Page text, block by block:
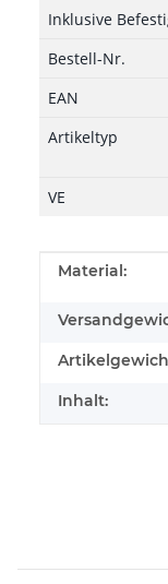
Inklusive
Bestell-Nr.
EAN
Artikeltyp
VE
Wert
Material:
Inhalt: